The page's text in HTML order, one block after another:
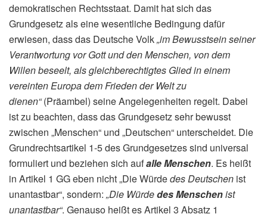
demokratischen Rechtsstaat. Damit hat sich das
Grundgesetz als eine wesentliche Bedingung dafür
erwiesen, dass das Deutsche Volk„im Bewusstsein seiner
Verantwortung vor Gott und den Menschen, von dem
Willen beseelt, als gleichberechtigtes Glied in einem
vereinten Europa dem Frieden der Weltzu
dienen“(Präambel) seine Angelegenheiten regelt. Dabei
ist zu beachten, dass das Grundgesetz sehr bewusst
zwischen „Menschen“ und „Deutschen“ unterscheidet. Die
Grundrechtsartikel 1-5 des Grundgesetzes sind universal
formuliert und beziehen sich aufalle Menschen. Es heißt
in Artikel 1 GG eben nicht „Die Würdedes Deutschen ist
unantastbar“, sondern: „Die Würdedes Menschenist
unantastbar“. Genauso heißt es Artikel 3 Absatz 1